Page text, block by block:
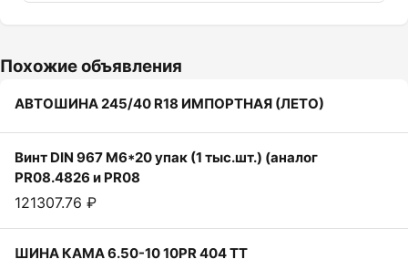
Похожие объявления
АВТОШИНА 245/40 R18 ИМПОРТНАЯ (ЛЕТО)
Винт DIN 967 M6*20 упак (1 тыс.шт.) (аналог
PR08.4826 и PR08
121307.76 ₽
ШИНА КАМА 6.50-10 10PR 404 TT